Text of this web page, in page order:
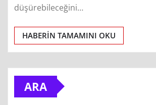
düşürebileceğini…
HABERIN TAMAMINI OKU
ARA